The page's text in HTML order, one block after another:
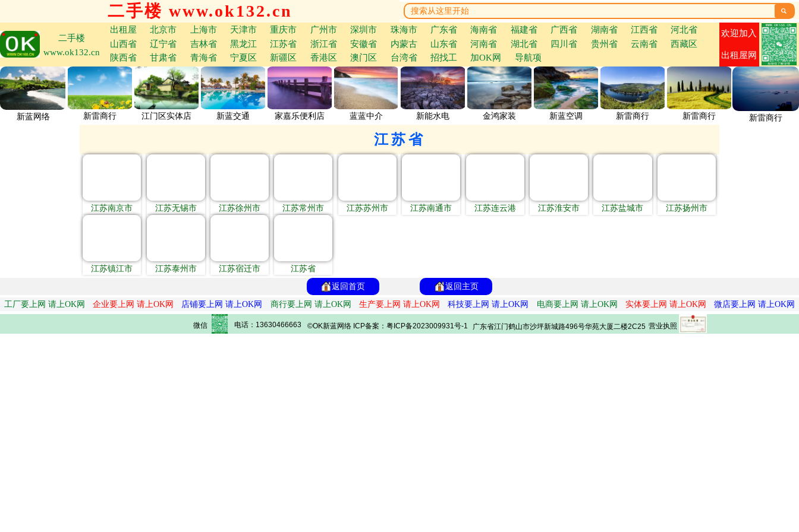
二手楼 www.ok132.cn 
二手楼
www.ok132.cn
出租屋 北京市 上海市 天津市 重庆市 广州市 深圳市 珠海市 广东省 海南省 福建省 广西省 湖南省 江西省
河北省
山西省
辽宁省 吉林省 黑龙江 江苏省 浙江省 安徽省 内蒙古 山东省 河南省 湖北省 四川省 贵州省 云南省
西藏区
陕西省
甘肃省 青海省 宁夏区 新疆区 香港区 澳门区 台湾省 招找工 加OK网 导航项
欢迎加入
出租屋网
新蓝网络 新雷商行 江门区实体店 新蓝交通 家嘉乐便利店 蓝蓝中介 新能水电 金鸿家装 新蓝空调 新雷商行 新雷商行 新雷商行
江苏省
江苏南京市 江苏无锡市 江苏徐州市 江苏常州市 江苏苏州市 江苏南通市 江苏连云港 江苏淮安市 江苏盐城市 江苏扬州市
江苏镇江市 江苏泰州市 江苏宿迁市
江苏省
返回首页
返回主页
工厂要上网 请上OK网
企业要上网 请上OK网 店铺要上网 请上OK网 商行要上网 请上OK网 生产要上网 请上OK网 科技要上网 请上OK网 电商要上网 请上OK网 实体要上网 请上OK网 微店要上网 请上OK网
微信 电话：13630466663 ©OK新蓝网络 ICP备案：粤ICP备2023009931号-1 广东省江门鹤山市沙坪新城路496号华苑大厦二楼2C25 营业执照